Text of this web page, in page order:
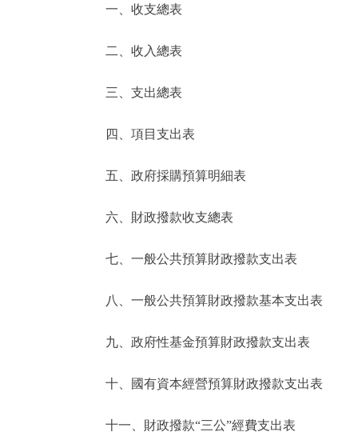
12345網上接訴即辦
參與調查
走進北京
北京概況
綠色北京
ENGLISH
一、收支總表
二、收入總表
三、支出總表
四、項目支出表
五、政府採購預算明細表
六、財政撥款收支總表
七、一般公共預算財政撥款支出表
八、一般公共預算財政撥款基本支出表
九、政府性基金預算財政撥款支出表
十、國有資本經營預算財政撥款支出表
十一、財政撥款“三公”經費支出表